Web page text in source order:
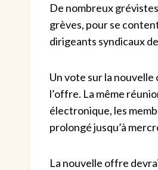
De nombreux
grèves, pour se
dirigeants syndicaux
Un vote sur la
l’offre. La même
électronique, les
prolongé jusqu’à
La nouvelle offre